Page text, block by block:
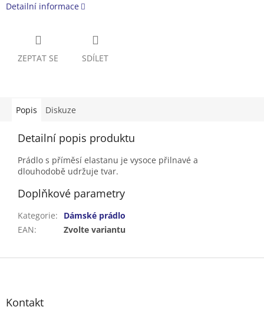
Detailní informace
ZEPTAT SE SDÍLET
Popis Diskuze
Detailní popis produktu
Prádlo s příměsí elastanu je vysoce přilnavé a
dlouhodobě udržuje tvar.
Doplňkové parametry
Kategorie:
Dámské prádlo
EAN: Zvolte variantu
Z
Kontakt